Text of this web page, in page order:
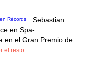
Sebastian
en Spa-
en el Gran Premio de
el resto